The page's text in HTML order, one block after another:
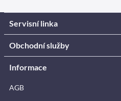
Servisní linka
Obchodní služby
Informace
AGB